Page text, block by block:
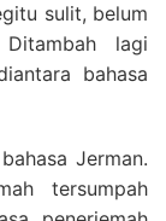
sulit, belum
lagi
bahasa
Jerman.
tersumpah